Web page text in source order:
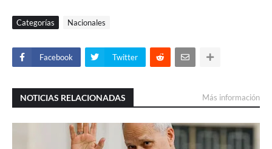
Categorías Nacionales
Facebook Twitter
NOTICIAS RELACIONADAS Más información